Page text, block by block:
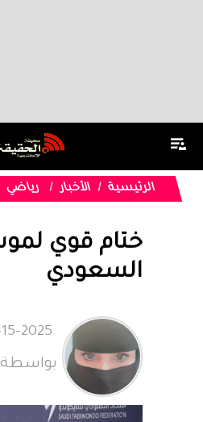
الرئيسية الأخبار رياضي
ختام قوي
السعودي
بواسطة